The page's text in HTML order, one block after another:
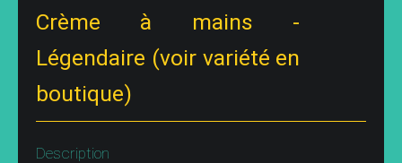
Crème à mains -
Légendaire (voir variété en
boutique)
Description